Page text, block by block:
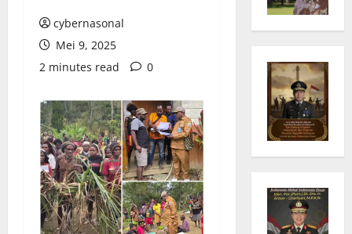
cybernasonal
Mei 9, 2025
2 minutes read
0